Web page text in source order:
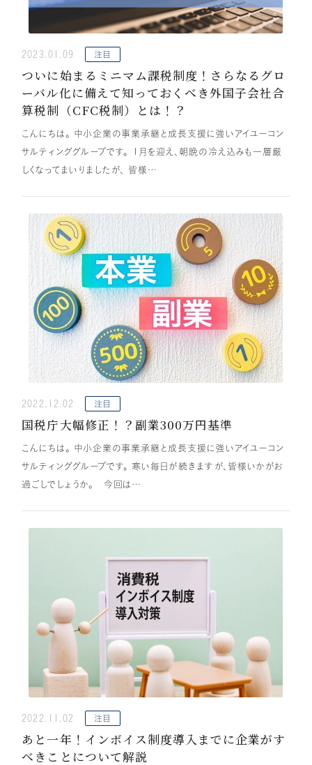
2023.01.09 注目
ついに始まるミニマム課税制度！さらなるグロ
ーバル化に備えて知っておくべき外国子会社合
算税制（CFC税制）とは！？
こんにちは。 中小企業の事業承継と成長支援に強いアイユーコン
サルティンググループです。 １月を迎え、朝晩の冷え込みも一層厳
しくなってまいりましたが、 皆様…
2022.12.02 注目
国税庁大幅修正！？副業300万円基準
こんにちは。 中小企業の事業承継と成長支援に強いアイユーコン
サルティンググループです。 寒い毎日が続きますが、皆様いかがお
過ごしでしょうか。 今回は…
2022.11.02 注目
あと一年！インボイス制度導入までに企業がす
べきことについて解説